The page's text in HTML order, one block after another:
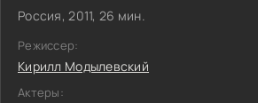
Россия, 2011, 26 мин.
Режиссер:
Кирилл Модылевский
Актеры: